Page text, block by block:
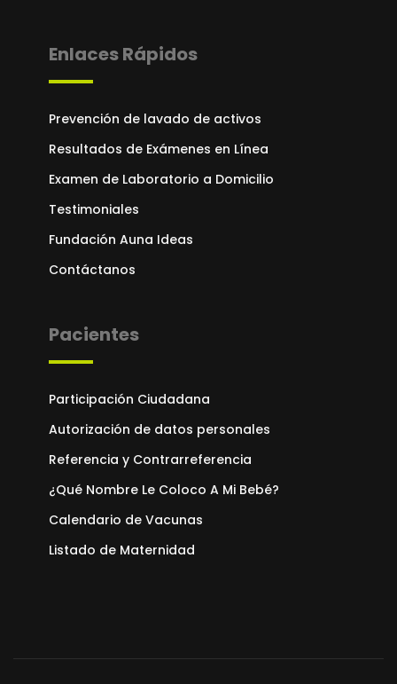
Enlaces Rápidos
Prevención de lavado de activos
Resultados de Exámenes en Línea
Examen de Laboratorio a Domicilio
Testimoniales
Fundación Auna Ideas
Contáctanos
Pacientes
Participación Ciudadana
Autorización de datos personales
Referencia y Contrarreferencia
¿Qué Nombre Le Coloco A Mi Bebé?
Calendario de Vacunas
Listado de Maternidad